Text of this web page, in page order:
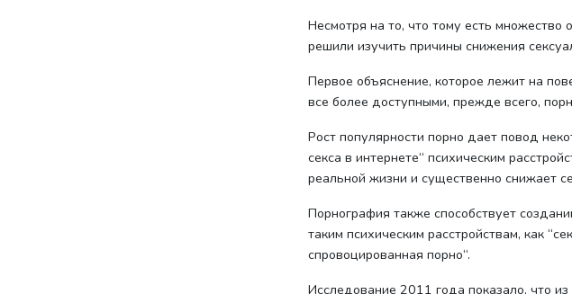
Несмотря на то, что тому есть
решили изучить причины снижения
Первое объяснение, которое лежит на
все более доступными, прежде всего,
Рост популярности порно дает повод
секса в интернете“ психическим
реальной жизни и существенно снижает
Порнография также способствует
таким психическим расстройствам, как
спровоцированная порно“.
Исследование 2011 года показало, что